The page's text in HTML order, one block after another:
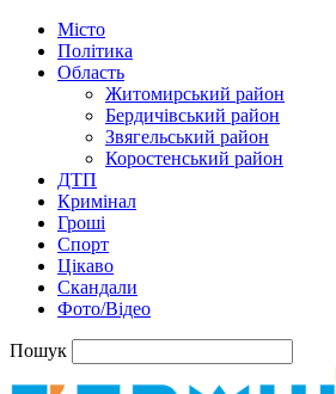
Місто
Політика
Область
Житомирський район
Бердичівський район
Звягельський район
Коростенський район
ДТП
Кримінал
Гроші
Спорт
Цікаво
Скандали
Фото/Відео
Пошук